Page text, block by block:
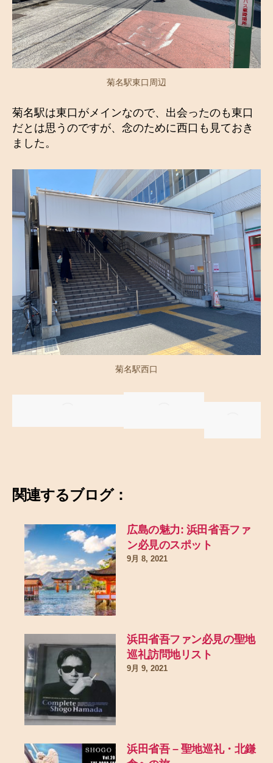
菊名駅東口周辺
菊名駅は東口がメインなので、出会ったのも東口
だとは思うのですが、念のために西口も見ておき
ました。
菊名駅西口
関連するブログ：
広島の魅力: 浜田省吾ファ
ン必見のスポット
9月 8, 2021
浜田省吾ファン必見の聖地
巡礼訪問地リスト
9月 9, 2021
浜田省吾 – 聖地巡礼・北鎌